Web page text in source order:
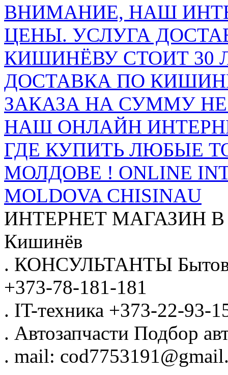
ВНИМАНИЕ, НАШ
ЦЕНЫ. УСЛУГА
КИШИНЁВУ СТОИТ 30
ДОСТАВКА ПО
ЗАКАЗА НА СУММУ НЕ
НАШ ОНЛАЙН
ГДЕ КУПИТЬ ЛЮБЫЕ
МОЛДОВЕ ! ONLINE
MOLDOVA CHISINAU
ИНТЕРНЕТ МАГАЗИН
Кишинёв
. КОНСУЛЬТАНТЫ
+373-78-181-181
. IT-техника +373-22-93-
. Автозапчасти Подбор
. mail: